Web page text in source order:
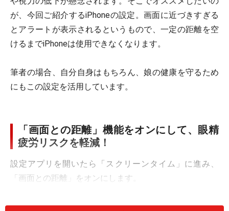
が、今回ご紹介するiPhoneの設定。画面に近づきすぎる
とアラートが表示されるというもので、一定の距離を空
けるまでiPhoneは使用できなくなります。
筆者の場合、自分自身はもちろん、娘の健康を守るため
にもこの設定を活用しています。
「画面との距離」機能をオンにして、眼精
疲労リスクを軽減！
設定アプリを開いたら「スクリーンタイム」に進み、
「画面との距離」をオンにします。